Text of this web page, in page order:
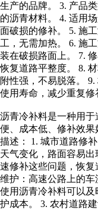
生产的品牌。 3. 产品
的沥青材料。 4. 适用
面破损的修补。 5. 施
工，无需加热。 6. 施
装在破损路面上。 7.
恢复道路平整度。 8.
附性强，不易脱落。
使用寿命，减少重复修
沥青冷补料是一种用
便、成本低、修补效
描述： 1. 城市道路修
天气变化，路面容易
速修补这些问题，恢
维护：高速公路上的车
使用沥青冷补料可以
护成本。 3. 农村道路